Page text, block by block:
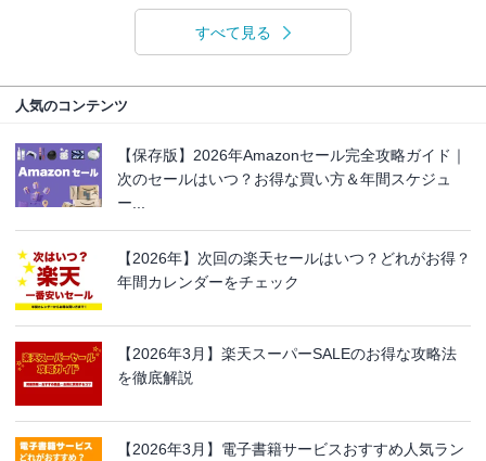
すべて見る
人気のコンテンツ
【保存版】2026年Amazonセール完全攻略ガイド｜
次のセールはいつ？お得な買い方＆年間スケジュ
ー...
【2026年】次回の楽天セールはいつ？どれがお得？
年間カレンダーをチェック
【2026年3月】楽天スーパーSALEのお得な攻略法
を徹底解説
【2026年3月】電子書籍サービスおすすめ人気ラン